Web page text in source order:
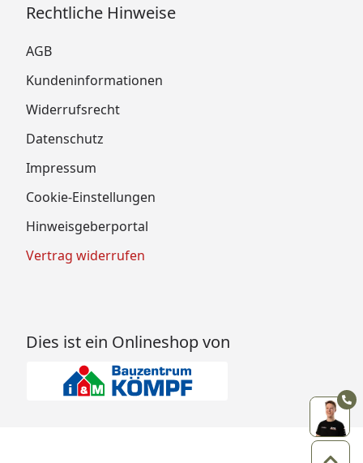
Rechtliche Hinweise
AGB
Kundeninformationen
Widerrufsrecht
Datenschutz
Impressum
Cookie-Einstellungen
Hinweisgeberportal
Vertrag widerrufen
Dies ist ein Onlineshop von